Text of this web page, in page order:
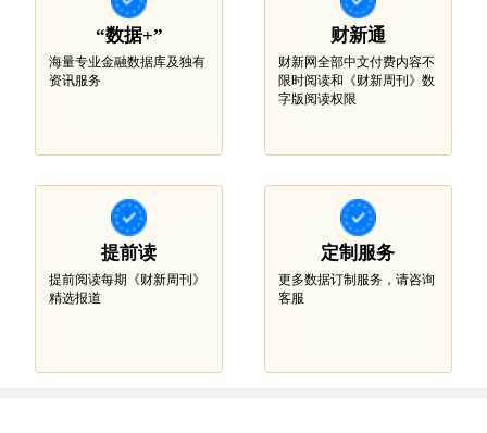
“数据+”
海量专业金融数据库及独有
资讯服务
财新通
财新网全部中文付费内容不
限时阅读和《财新周刊》数
字版阅读权限
提前读
提前阅读每期《财新周刊》
精选报道
定制服务
更多数据订制服务，请咨询
客服